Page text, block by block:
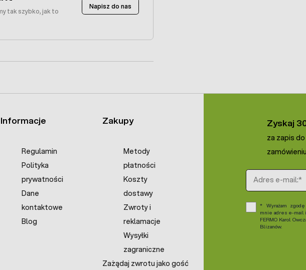
tak szybko, jak to
Napisz do nas
Informacje
Regulamin
Polityka
prywatności
Dane
kontaktowe
Blog
Zakupy
Metody
płatności
Koszty
dostawy
Zwroty i
reklamacje
Wysyłki
zagraniczne
Zażądaj zwrotu jako gość
Zyskaj
za zapis
Adres e-mail
Wyrażam
mnie adres e-mail
FERMO Karol
Blizanów.